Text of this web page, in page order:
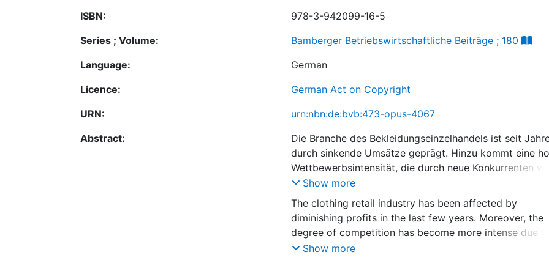
ISBN:
978-3-942099-16-5
Series ; Volume:
Bamberger Betriebswirtschaftliche Beiträge ; 180
Language:
German
Licence:
German Act on Copyright
URN:
urn:nbn:de:bvb:473-opus-4067
Abstract:
Die Branche des Bekleidungseinzelhandels ist seit
durch sinkende Umsätze geprägt. Hinzu kommt eine
Wettbewerbsintensität, die durch neue Konkurrenten
steigt. Trotzdem nehmen entgegen den Erwartungen die
Verkaufsflächen weiter zu und führen zu einem
Verdrängungswettbewerb mit einer hohen Anzahl von
Insolvenzen und einem wachsenden Kostendruck auf die
einzelnen Unternehmen. Der Bekleidungseinzelhandel ist
durch eine Reihe von Besonderheiten geprägt, die ihn
Show more
The clothing retail industry has been affected by
diminishing profits in the last few years. Moreover, the
degree of competition has become more intense due to
new market entries . Against all expectations selling
Show more